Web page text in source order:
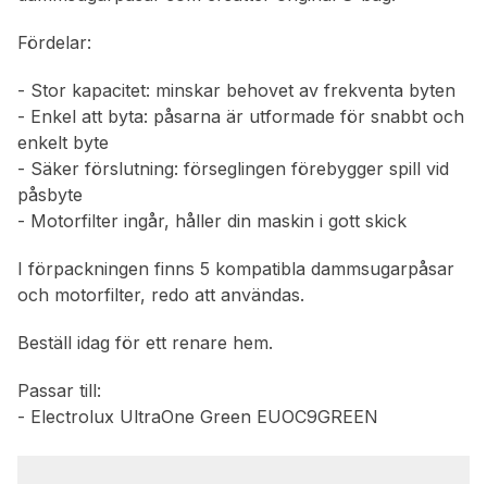
Fördelar:
- Stor kapacitet: minskar behovet av frekventa byten
- Enkel att byta: påsarna är utformade för snabbt och
enkelt byte
- Säker förslutning: förseglingen förebygger spill vid
påsbyte
- Motorfilter ingår, håller din maskin i gott skick
I förpackningen finns 5 kompatibla dammsugarpåsar
och motorfilter, redo att användas.
Beställ idag för ett renare hem.
Passar till:
- Electrolux UltraOne Green EUOC9GREEN